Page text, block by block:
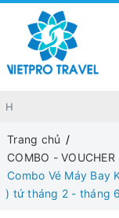
Trang chủ
COMBO - VOUCHER
Combo Vé Máy Bay
) tứ tháng 2 - tháng